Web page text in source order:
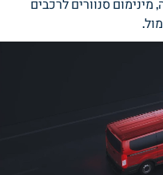
סנוורים לרכבים